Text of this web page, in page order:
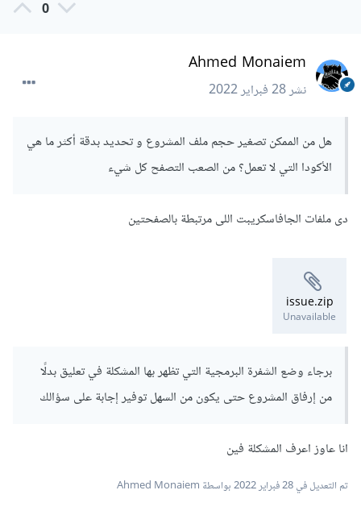
0
Ahmed Monaiem
نشر28 فبراير 2022
هل من الممكن تصغير حجم ملف المشروع و تحديد بدقة أكثر ما هي
الأكودا التي لا تعمل؟ من الصعب التصفح كل شيء
دى ملفات الجافاسكريبت اللى مرتبطة بالصفحتين
issue.zip
Unavailable
برجاء وضع الشفرة البرمجية التي تظهر بها المشكلة في تعليق بدلًا
من إرفاق المشروع حتى يكون من السهل توفير إجابة على سؤالك
انا عاوز اعرف المشكلة فين
تم التعديل في28 فبراير 2022 بواسطة Ahmed Monaiem